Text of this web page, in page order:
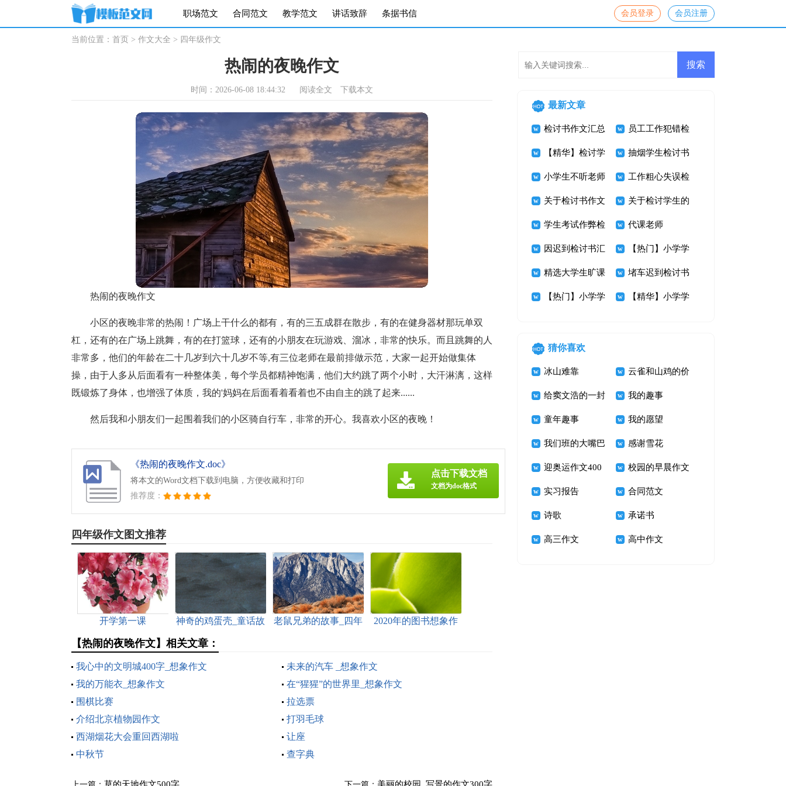
职场范文 合同范文 教学范文 讲话致辞 条据书信 会员登录 会员注册
当前位置： 首页 > 作文大全 > 四年级作文
热闹的夜晚作文
时间：2026-06-08 18:44:32 阅读全文 下载本文
热闹的夜晚作文
小区的夜晚非常的热闹！广场上干什么的都有，有的三五成群在散步，有的在健身器材那玩单双
杠，还有的在广场上跳舞，有的在打篮球，还有的小朋友在玩游戏、溜冰，非常的快乐。而且跳舞的人
非常多，他们的年龄在二十几岁到六十几岁不等,有三位老师在最前排做示范，大家一起开始做集体
操，由于人多从后面看有一种整体美，每个学员都精神饱满，他们大约跳了两个小时，大汗淋漓，这样
既锻炼了身体，也增强了体质，我的'妈妈在后面看着看着也不由自主的跳了起来......
然后我和小朋友们一起围着我们的小区骑自行车，非常的开心。我喜欢小区的夜晚！
《热闹的夜晚作文.doc》
将本文的Word文档下载到电脑，方便收藏和打印
推荐度：
点击下载文档
文档为doc格式
四年级作文图文推荐
开学第一课
神奇的鸡蛋壳_童话故
老鼠兄弟的故事_四年
2020年的图书想象作
【热闹的夜晚作文】相关文章：
我心中的文明城400字_想象作文
未来的汽车 _想象作文
我的万能衣_想象作文
在“猩猩”的世界里_想象作文
围棋比赛
拉选票
介绍北京植物园作文
打羽毛球
西湖烟花大会重回西湖啦
让座
中秋节
查字典
最新文章
检讨书作文汇总
七篇
员工工作犯错检
讨书范文
【精华】检讨学
生的检讨书合集
七篇
抽烟学生检讨书
6篇
小学生不听老师
的话检讨书
工作粗心失误检
讨书
关于检讨书作文
集锦九篇
关于检讨学生的
检讨书范文合集
8篇
学生考试作弊检
讨书范文
代课老师
因迟到检讨书汇
总九篇
【热门】小学学
生检讨书范文集
合5篇
精选大学生旷课
检讨书锦集9篇
堵车迟到检讨书
汇编7篇
【热门】小学学
集十篇
【精华】小学学
猜你喜欢
冰山难靠 云雀和山鸡的价
值
给窦文浩的一封
信_四年级书信
作文400字
我的趣事
童年趣事 我的愿望
我们班的大嘴巴 感谢雪花
迎奥运作文400
字 加油！奥运
校园的早晨作文
600字
实习报告 合同范文
诗歌 承诺书
高三作文 高中作文